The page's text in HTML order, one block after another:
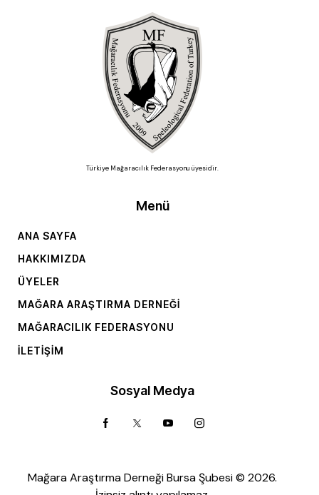
Türkiye Mağaracılık Federasyonu üyesidir.
Menü
ANA SAYFA
HAKKIMIZDA
ÜYELER
MAĞARA ARAŞTIRMA DERNEĞI
MAĞARACILIK FEDERASYONU
İLETIŞIM
Sosyal Medya
Mağara Araştırma Derneği Bursa Şubesi © 2026.